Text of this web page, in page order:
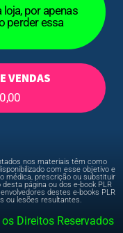
por apenas
perder essa
VENDAS
nos materiais têm como
com esse objetivo e
médica, prescrição ou substituir
página ou dos e-book PLR
destes e-books PLR
ou lesões resultantes.
Direitos Reservados